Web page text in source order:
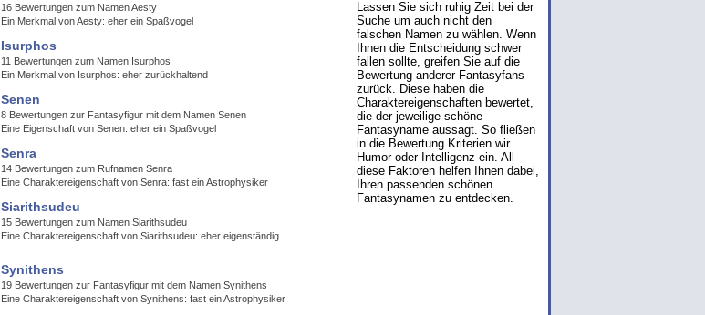
16 Bewertungen zum Namen Aesty
Ein Merkmal von Aesty: eher ein Spaßvogel
Isurphos
11 Bewertungen zum Namen Isurphos
Ein Merkmal von Isurphos: eher zurückhaltend
Senen
8 Bewertungen zur Fantasyfigur mit dem Namen Senen
Eine Eigenschaft von Senen: eher ein Spaßvogel
Senra
14 Bewertungen zum Rufnamen Senra
Eine Charaktereigenschaft von Senra: fast ein Astrophysiker
Siarithsudeu
15 Bewertungen zum Namen Siarithsudeu
Eine Charaktereigenschaft von Siarithsudeu: eher eigenständig
Synithens
19 Bewertungen zur Fantasyfigur mit dem Namen Synithens
Eine Charaktereigenschaft von Synithens: fast ein Astrophysiker
Lassen Sie sich ruhig Zeit bei der
Suche um auch nicht den
falschen Namen zu wählen. Wenn
Ihnen die Entscheidung schwer
fallen sollte, greifen Sie auf die
Bewertung anderer Fantasyfans
zurück. Diese haben die
Charaktereigenschaften bewertet,
die der jeweilige schöne
Fantasyname aussagt. So fließen
in die Bewertung Kriterien wir
Humor oder Intelligenz ein. All
diese Faktoren helfen Ihnen dabei,
Ihren passenden schönen
Fantasynamen zu entdecken.